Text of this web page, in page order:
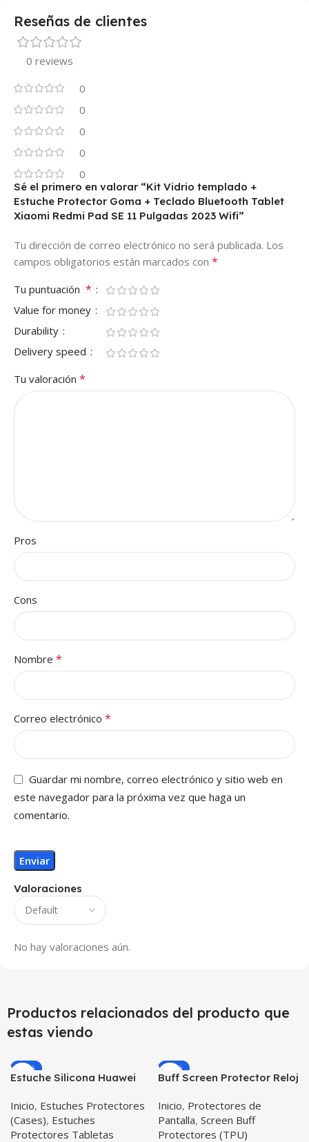
Reseñas de clientes
0 reviews
0
0
0
0
0
Valoraciones
No hay valoraciones aún.
Sé el primero en valorar “Kit Vidrio templado +
Estuche Protector Goma + Teclado Bluetooth Tablet
Xiaomi Redmi Pad SE 11 Pulgadas 2023 Wifi”
Tu dirección de correo electrónico no será publicada. Los
campos obligatorios están marcados con *
Tu puntuación *
Value for money
Durability
Delivery speed
Tu valoración *
Pros
Cons
Nombre *
Correo electrónico *
Guardar mi nombre, correo electrónico y sitio web en
este navegador para la próxima vez que haga un
comentario.
Productos relacionados del producto que
estas viendo
-12%
Estuche Silicona Huawei
Inicio, Estuches Protectores
(Cases), Estuches
Protectores Tabletas
-23%
Buff Screen Protector Reloj
Samsung Galaxy Active
Inicio, Protectores de
Pantalla, Screen Buff
Protectores (TPU)